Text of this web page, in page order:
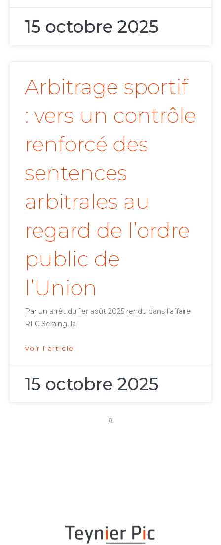
15 octobre 2025
Arbitrage sportif
: vers un contrôle
renforcé des
sentences
arbitrales au
regard de l’ordre
public de
l’Union
Par un arrêt du 1er août 2025 rendu dans l’affaire
RFC Seraing, la
Voir l'article
15 octobre 2025
la Commission